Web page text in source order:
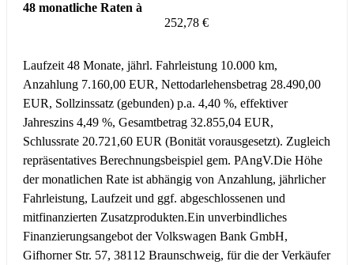
48 monatliche Raten à
252,78 €
Laufzeit 48 Monate, jährl. Fahrleistung 10.000 km,
Anzahlung 7.160,00 EUR, Nettodarlehensbetrag 28.490,00
EUR, Sollzinssatz (gebunden) p.a. 4,40 %, effektiver
Jahreszins 4,49 %, Gesamtbetrag 32.855,04 EUR,
Schlussrate 20.721,60 EUR (Bonität vorausgesetzt). Zugleich
repräsentatives Berechnungsbeispiel gem. PAngV.Die Höhe
der monatlichen Rate ist abhängig von Anzahlung, jährlicher
Fahrleistung, Laufzeit und ggf. abgeschlossenen und
mitfinanzierten Zusatzprodukten.Ein unverbindliches
Finanzierungsangebot der Volkswagen Bank GmbH,
Gifhorner Str. 57, 38112 Braunschweig, für die der Verkäufer